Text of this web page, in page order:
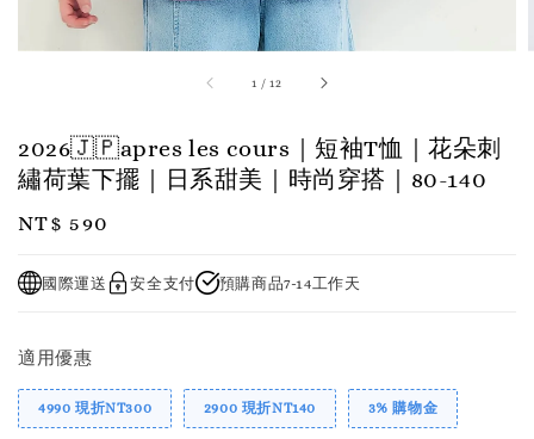
1 /12
2026🇯🇵apres les cours｜短袖T恤｜花朵刺
繡荷葉下擺｜日系甜美｜時尚穿搭｜80-140
Regular
NT$ 590
國際運送 安全支付 預購商品7-14工作天
適用優惠
4990 現折NT300 2900 現折NT140 3% 購物金